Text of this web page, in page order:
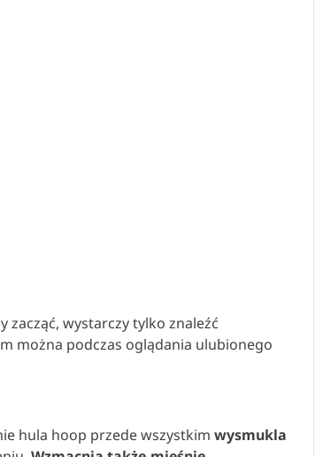
wystarczy tylko znaleźć
można podczas oglądania ulubionego
hula hoop przede wszystkim wysmukla